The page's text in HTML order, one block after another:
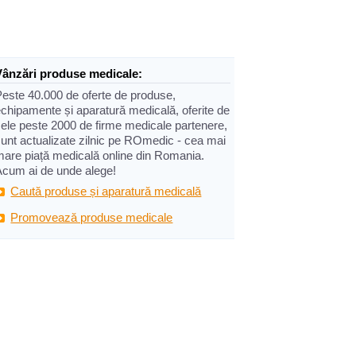
produse medicale:
40.000 de oferte de produse,
și aparatură medicală, oferite de
peste 2000 de firme medicale partenere,
actualizate zilnic pe ROmedic - cea mai
piață medicală online din Romania.
ai de unde alege!
Caută produse și aparatură medicală
Promovează produse medicale